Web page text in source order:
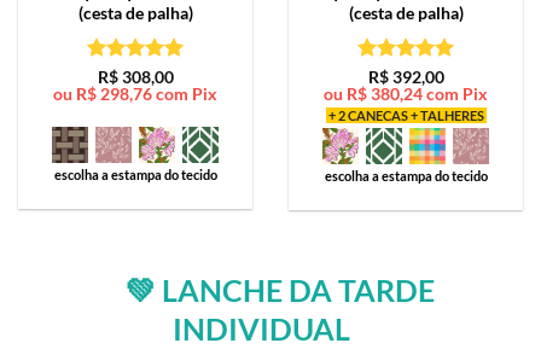
(cesta de palha)
Avaliação5
de 5
R$308,00
ou R$298,76com Pix
escolha a estampa do tecido
(cesta de palha)
Avaliação5
de 5
R$392,00
ou R$380,24com Pix
+ 2 CANECAS + TALHERES
escolha a estampa do tecido
💚 LANCHE DA TARDE
INDIVIDUAL